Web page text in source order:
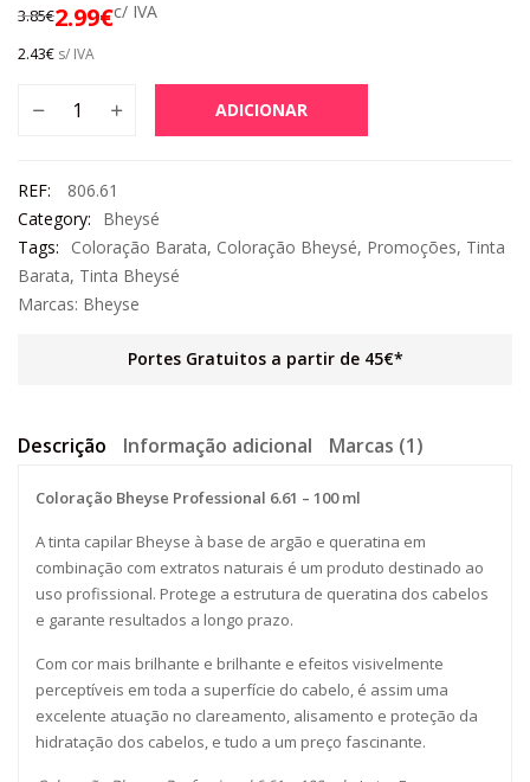
3.85€2.99€c/ IVA
2.43€ s/ IVA
ADICIONAR
REF:
806.61
Category:
Bheysé
Tags:
Coloração Barata, Coloração Bheysé, Promoções, Tinta
Barata, Tinta Bheysé
Marcas: Bheyse
Portes Gratuitos a partir de 45€*
Descrição Informação adicional Marcas (1)
Coloração Bheyse Professional 6.61 – 100 ml
A tinta capilar Bheyse à base de argão e queratina em
combinação com extratos naturais é um produto destinado ao
uso profissional. Protege a estrutura de queratina dos cabelos
e garante resultados a longo prazo.
Com cor mais brilhante e brilhante e efeitos visivelmente
perceptíveis em toda a superfície do cabelo, é assim uma
excelente atuação no clareamento, alisamento e proteção da
hidratação dos cabelos, e tudo a um preço fascinante.